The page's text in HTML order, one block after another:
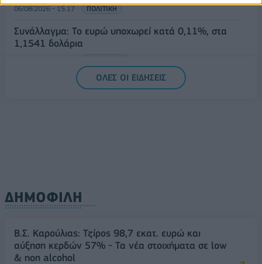
06/08/2026 - 15:17 ΠΟΛΙΤΙΚΗ
Συνάλλαγμα: Το ευρώ υποχωρεί κατά 0,11%, στα
1,1541 δολάρια
ΟΛΕΣ ΟΙ ΕΙΔΗΣΕΙΣ
ΔΗΜΟΦΙΛΗ
Β.Σ. Καρούλιας: Τζίρος 98,7 εκατ. ευρώ και
αύξηση κερδών 57% - Τα νέα στοιχήματα σε low
& non alcohol